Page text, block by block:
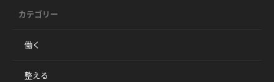
カテゴリー
働く
整える